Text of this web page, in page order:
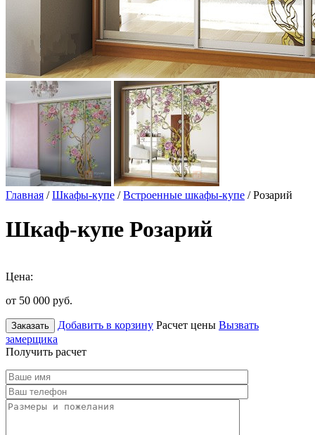
Главная /Шкафы-купе /Встроенные шкафы-купе / Розарий
Шкаф-купе Розарий
Цена:
от 50 000 руб.
Заказать Добавить в корзину Расчет цены Вызвать
замерщика
Получить расчет